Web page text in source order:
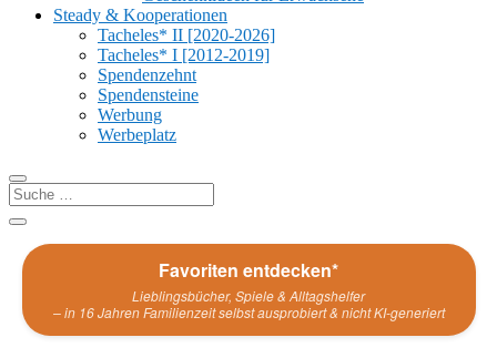
Steady & Kooperationen
Tacheles* II [2020-2026]
Tacheles* I [2012-2019]
Spendenzehnt
Spendensteine
Werbung
Werbeplatz
Favoriten entdecken*
Lieblingsbücher, Spiele & Alltagshelfer
– in 16 Jahren Familienzeit selbst ausprobiert & nicht KI-generiert